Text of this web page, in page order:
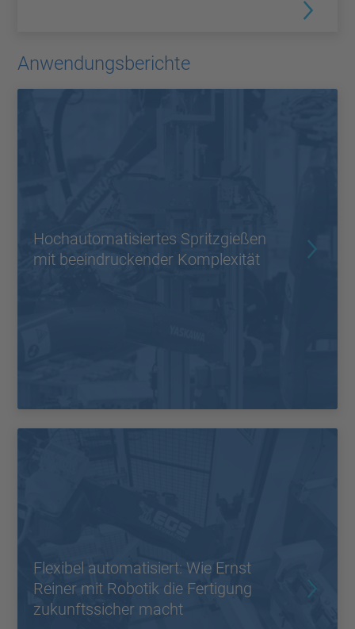
Anwendungsberichte
Hochautomatisiertes Spritzgießen
mit beeindruckender Komplexität
Flexibel automatisiert: Wie Ernst
Reiner mit Robotik die Fertigung
zukunftssicher macht